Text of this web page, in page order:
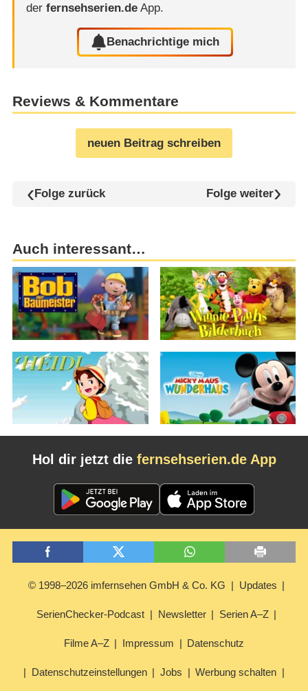
der fernsehserien.deApp.
Benachrichtige mich
Reviews & Kommentare
neuen Beitrag schreiben
Folge zurück Folge weiter
Auch interessant…
Hol dir jetzt die fernsehserien.de App
© 1998–2026 imfernsehen GmbH & Co. KG Updates
SerienChecker-Podcast Newsletter Serien A–Z
Filme A–Z Impressum Datenschutz
Datenschutzeinstellungen Jobs Werbung schalten